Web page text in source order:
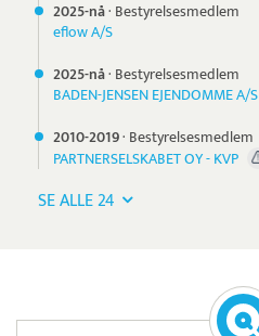
2025-nå· Bestyrelsesmedlem
eflow A/S
2025-nå· Bestyrelsesmedlem
BADEN-JENSEN EJENDOMME A/S
2010-2019· Bestyrelsesmedlem
PARTNERSELSKABET OY - KVP
SE ALLE 24